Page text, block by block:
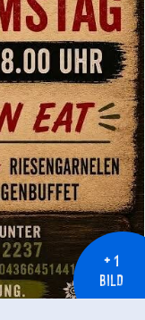
+ 1
BILD